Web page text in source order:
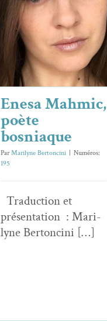
bosniaque
Essais & Chroniques
Enesa Mahmic,
poète
bosniaque
ParMarilyne Bertoncini
Numéros:
195
Tra­duc­tion et
présen­ta­tion : Mar­i­
lyne Bertoncini […]